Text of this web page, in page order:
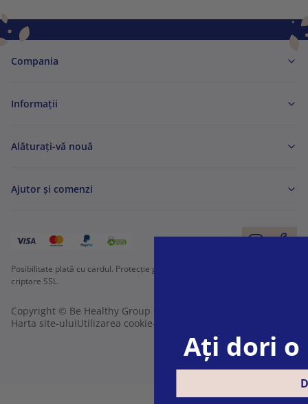
Compania
Informaţii
Alăturați-vă nouă
Ajutor și comenzi
Posibilitate plată cu cardul. Protecție garantată a datelor personale prin
criptare SSL.
Copyright © Be Healthy Group d.o.o. 2012 - 2026
Harta site-uluiUtilizarea cookie-urilor
Ați dori o